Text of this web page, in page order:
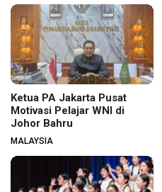
Ketua PA Jakarta Pusat
Motivasi Pelajar WNI di
Johor Bahru
MALAYSIA